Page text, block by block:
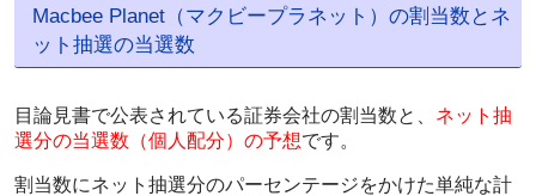
Macbee Planet（マクビープラネット）の割当数とネ
ット抽選の当選数
目論見書で公表されている証券会社の割当数と、 ネット抽
選分の当選数（個人配分）の予想です。
割当数にネット抽選分のパーセンテージをかけた単純な計